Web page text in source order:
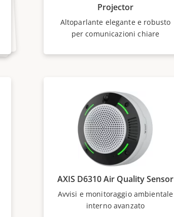
Projector
Altoparlante elegante e robusto
per comunicazioni chiare
AXIS D6310 Air Quality Sensor
Avvisi e monitoraggio ambientale
interno avanzato